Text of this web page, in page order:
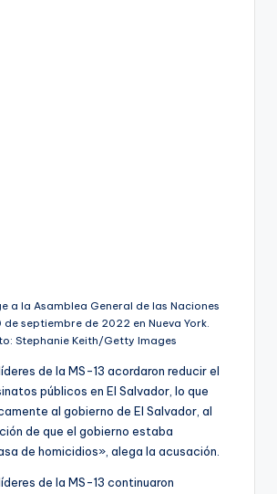
a la Asamblea General de las Naciones
de septiembre de 2022 en Nueva York.
Stephanie Keith/Getty Images
de la MS-13 acordaron reducir el
públicos en El Salvador, lo que
al gobierno de El Salvador, al
de que el gobierno estaba
de homicidios», alega la acusación.
de la MS-13 continuaron